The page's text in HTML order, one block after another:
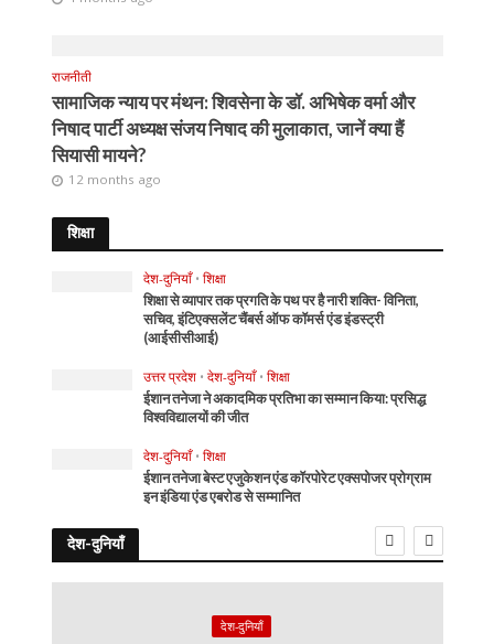
राजनीती
सामाजिक न्याय पर मंथन: शिवसेना के डॉ. अभिषेक वर्मा और
निषाद पार्टी अध्यक्ष संजय निषाद की मुलाकात, जानें क्या हैं
सियासी मायने?
12 months ago
शिक्षा
देश-दुनियाँ • शिक्षा
शिक्षा से व्यापार तक प्रगति के पथ पर है नारी शक्ति- विनिता,
सचिव, इंटिएक्सलेंट चैंबर्स ऑफ कॉमर्स एंड इंडस्ट्री
(आईसीसीआई)
उत्तर प्रदेश • देश-दुनियाँ • शिक्षा
ईशान तनेजा ने अकादमिक प्रतिभा का सम्मान किया: प्रसिद्ध
विश्वविद्यालयों की जीत
देश-दुनियाँ • शिक्षा
ईशान तनेजा बेस्ट एजुकेशन एंड कॉरपोरेट एक्सपोजर प्रोग्राम
इन इंडिया एंड एबरोड से सम्मानित
देश-दुनियाँ
देश-दुनियाँ